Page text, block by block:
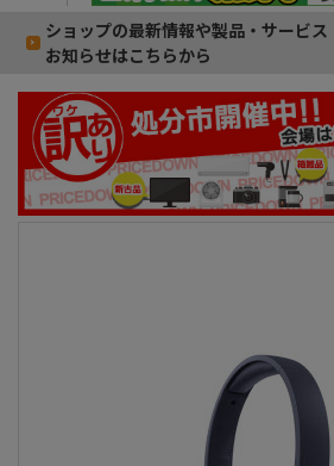
ショップの最新情報や製品・サービ
お知らせはこちらから